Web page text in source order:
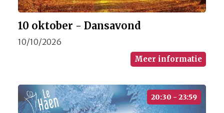
10 oktober - Dansavond
10/10/2026
Meer informatie
20:30 - 23:59